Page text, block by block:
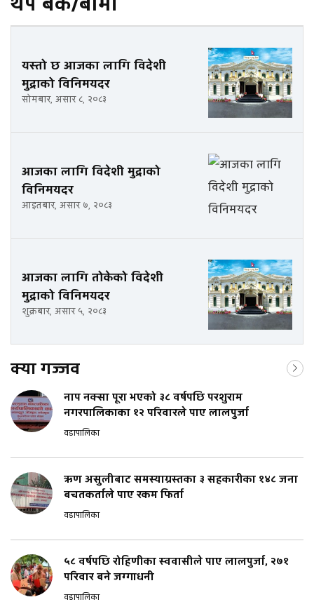
यस्तो छ आजका लागि विदेशी
मुद्राको विनिमयदर
सोमबार, असार ८, २०८३
आजका लागि विदेशी मुद्राको
विनिमयदर
आइतबार, असार ७, २०८३
आजका लागि तोकेको विदेशी
मुद्राको विनिमयदर
शुक्रबार, असार ५, २०८३
क्या गज्जव
नाप नक्सा पूरा भएको ३८ वर्षपछि परशुराम
नगरपालिकाका १२ परिवारले पाए लालपुर्जा
वडापालिका
ऋण असुलीबाट समस्याग्रस्तका ३ सहकारीका १४८ जना
बचतकर्ताले पाए रकम फिर्ता
वडापालिका
५८ वर्षपछि रोहिणीका स्ववासीले पाए लालपुर्जा, २७१
परिवार बने जग्गाधनी
वडापालिका